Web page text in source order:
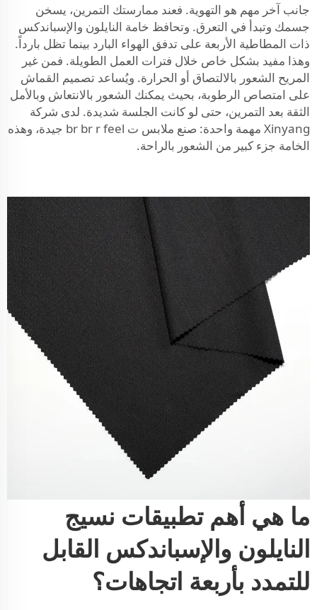
جانب آخر مهم هو التهوية. فعند ممارستك التمرين، يسخن
جسمك وتبدأ في التعرق. وتحافظ خامة النايلون والإسباندكس
ذات المطاطية الأربعة على تدفق الهواء البارد بينما تظل بارداً.
وهذا مفيد بشكل خاص خلال فترات العمل الطويلة. فمن غير
المريح الشعور بالالتصاق أو الحرارة. ويُساعد تصميم القماش
على امتصاص الرطوبة، بحيث يمكنك الشعور بالانتعاش وبالأمل
الثقة بعد التمرين، حتى لو كانت الجلسة شديدة. لدى شركة
Xinyang مهمة واحدة: صنع ملابس ت br br r feel جيدة، وهذه
الخامة جزء كبير من الشعور بالراحة.
ما هي أهم تطبيقات نسيج
النايلون والإسباندكس القابل
للتمدد بأربعة اتجاهات؟